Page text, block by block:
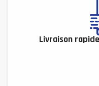
Livraison